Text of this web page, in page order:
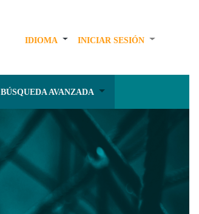
IDIOMA INICIAR SESIÓN
BÚSQUEDA AVANZADA